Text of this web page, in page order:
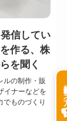
信してい
作る、株
を聞く
ルの制作・販
イナーなどを
ものづくり
掲